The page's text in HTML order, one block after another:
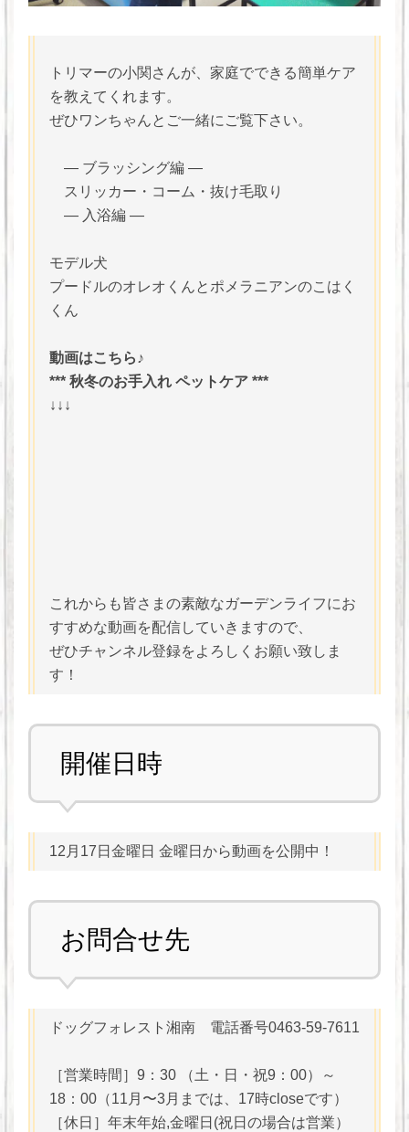
トリマーの小関さんが、家庭でできる簡単ケア
を教えてくれます。
ぜひワンちゃんとご一緒にご覧下さい。
― ブラッシング編 ―
スリッカー・コーム・抜け毛取り
― 入浴編 ―
モデル犬
プードルのオレオくんとポメラニアンのこはく
くん
動画はこちら♪
*** 秋冬のお手入れ ペットケア ***
↓↓↓
これからも皆さまの素敵なガーデンライフにお
すすめな動画を配信していきますので、
ぜひチャンネル登録をよろしくお願い致しま
す！
開催日時
12月17日金曜日 金曜日から動画を公開中！
お問合せ先
ドッグフォレスト湘南 電話番号0463-59-7611
［営業時間］9：30 （土・日・祝9：00）～
18：00（11月〜3月までは、17時closeです）
［休日］年末年始,金曜日(祝日の場合は営業）